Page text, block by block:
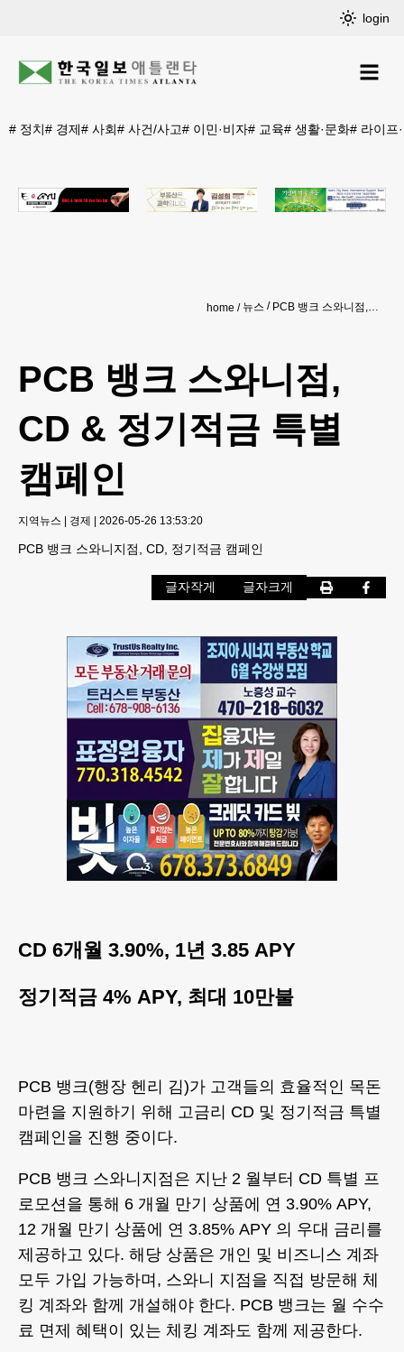
login
# 정치# 경제# 사회# 사건/사고# 이민·비자# 교육# 생활·문화# 라이프
home 뉴스 PCB 뱅크 스와니점, CD & 정기적금 특별 캠페인
PCB 뱅크 스와니점,
CD & 정기적금 특별
캠페인
지역뉴스 | 경제 | 2026-05-26 13:53:20
PCB 뱅크 스와니지점, CD, 정기적금 캠페인
글자작게 글자크게
CD 6개월 3.90%, 1년 3.85 APY
정기적금 4% APY, 최대 10만불
PCB 뱅크(행장 헨리 김)가 고객들의 효율적인 목돈
마련을 지원하기 위해 고금리 CD 및 정기적금 특별
캠페인을 진행 중이다.
PCB 뱅크 스와니지점은 지난 2 월부터 CD 특별 프
로모션을 통해 6 개월 만기 상품에 연 3.90% APY,
12 개월 만기 상품에 연 3.85% APY 의 우대 금리를
제공하고 있다. 해당 상품은 개인 및 비즈니스 계좌
모두 가입 가능하며, 스와니 지점을 직접 방문해 체
킹 계좌와 함께 개설해야 한다. PCB 뱅크는 월 수수
료 면제 혜택이 있는 체킹 계좌도 함께 제공한다.